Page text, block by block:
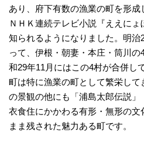
あり、府下有数の漁業の町を形
ＮＨＫ連続テレビ小説『ええに
知られるようになりました。明治
って、伊根・朝妻・本庄・筒川
和29年11月にはこの4村が合併し
町は特に漁業の町として繁栄して
の景観の他にも「浦島太郎伝説」
衣食住にかかわる有形・無形の
まま残された魅力ある町です。